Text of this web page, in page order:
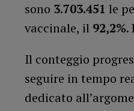
sono 3.703.451 le
vaccinale, il 92,2%.
Il conteggio
seguire in tempo
dedicato